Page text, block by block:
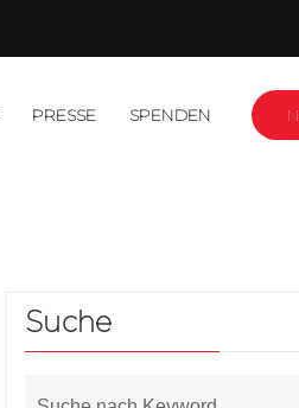
PRESSE SPENDEN
Suche